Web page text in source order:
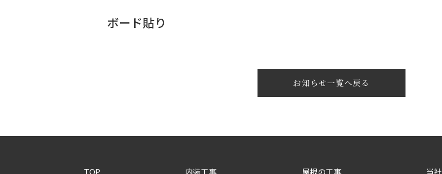
ボード貼り
お知らせ一覧へ戻る
TOP 内装工事 屋根の工事 当